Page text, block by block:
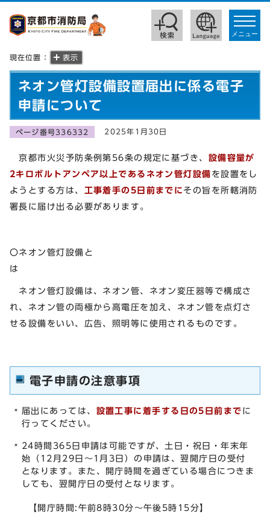
toggle
メニュー
現在位置： 表示
ネオン管灯設備設置届出に係る電子
申請について
ページ番号336332 2025年1月30日
京都市火災予防条例第56条の規定に基づき、 設備容量が
2キロボルトアンペア以上であるネオン管灯設備 を設置をし
ようとする方は、 工事着手の5日前までに その旨を所轄消防
署長に届け出る必要があります。
〇ネオン管灯設備と
ネオン管灯設備は、ネオン管、ネオン変圧器等で構成さ
れ、ネオン管の両極から高電圧を加え、ネオン管を点灯さ
せる設備をいい、広告、照明等に使用されるものです。
電子申請の注意事項
届出にあっては、 設置工事に着手 する日の5日前まで に
行ってください。
24時間365日申請は可能ですが、土日・祝日・年末年
始（12月29日～1月3日）の申請は、翌開庁日の受付
となります。また、開庁時間を過ぎている場合につきま
しても、翌開庁日の受付となります。
【開庁時間:午前8時30分～午後5時15分】